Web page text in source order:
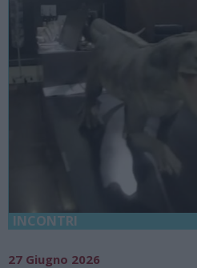
INCONTRI
27 Giugno 2026